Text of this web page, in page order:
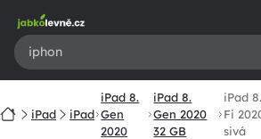
obsah
Domov
iPad iPad
iPad 8.
Gen
2020
iPad 8.
Gen 2020
32 GB
iPad
Fi
sivá